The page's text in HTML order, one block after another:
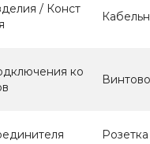
/ Конст
ко
Розетка